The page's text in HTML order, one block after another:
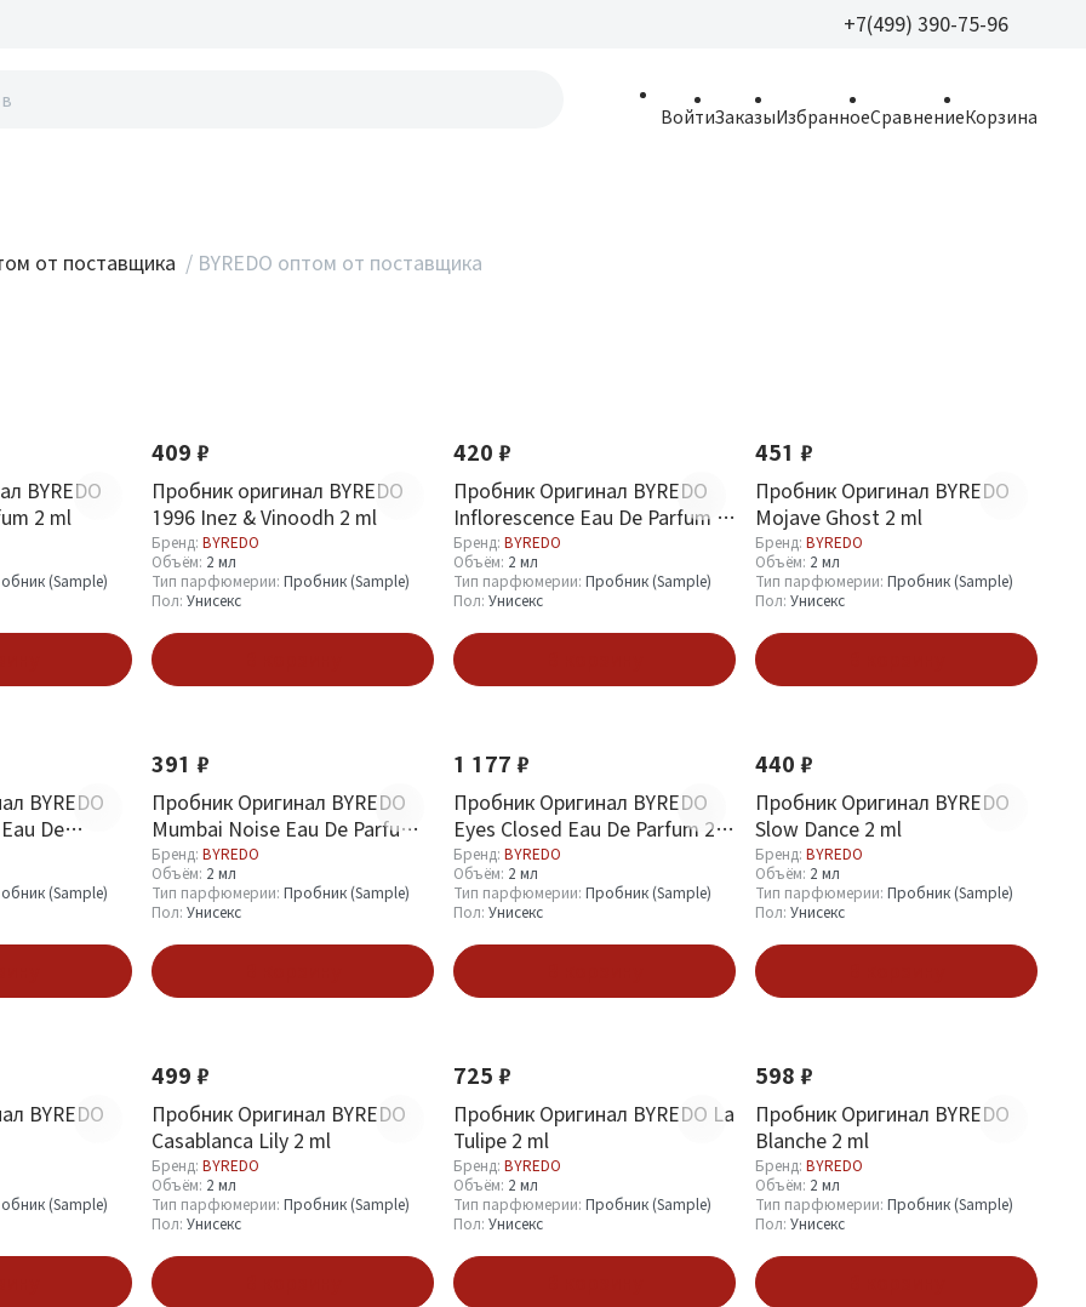
+7(499) 390-75-96
ВойтиЗаказыИзбранноеСравнениеКорзина
от поставщика / BYREDO оптом от поставщика
BYREDO
2 ml
(Sample)
409 ₽
Пробник оригинал BYREDO
1996 Inez & Vinoodh 2 ml
Бренд: BYREDO
Объём: 2 мл
Тип парфюмерии: Пробник (Sample)
Пол: Унисекс
420 ₽
Пробник Оригинал BYREDO
Inflorescence Eau De Parfum 2
ml
Бренд: BYREDO
Объём: 2 мл
Тип парфюмерии: Пробник (Sample)
Пол: Унисекс
451 ₽
Пробник Оригинал BYREDO
Mojave Ghost 2 ml
Бренд: BYREDO
Объём: 2 мл
Тип парфюмерии: Пробник (Sample)
Пол: Унисекс
BYREDO
De
(Sample)
391 ₽
Пробник Оригинал BYREDO
Mumbai Noise Eau De Parfum 2
ml
Бренд: BYREDO
Объём: 2 мл
Тип парфюмерии: Пробник (Sample)
Пол: Унисекс
1 177 ₽
Пробник Оригинал BYREDO
Eyes Closed Eau De Parfum 2
ml
Бренд: BYREDO
Объём: 2 мл
Тип парфюмерии: Пробник (Sample)
Пол: Унисекс
440 ₽
Пробник Оригинал BYREDO
Slow Dance 2 ml
Бренд: BYREDO
Объём: 2 мл
Тип парфюмерии: Пробник (Sample)
Пол: Унисекс
BYREDO
(Sample)
499 ₽
Пробник Оригинал BYREDO
Casablanca Lily 2 ml
Бренд: BYREDO
Объём: 2 мл
Тип парфюмерии: Пробник (Sample)
Пол: Унисекс
725 ₽
Пробник Оригинал BYREDO La
Tulipe 2 ml
Бренд: BYREDO
Объём: 2 мл
Тип парфюмерии: Пробник (Sample)
Пол: Унисекс
598 ₽
Пробник Оригинал BYREDO
Blanche 2 ml
Бренд: BYREDO
Объём: 2 мл
Тип парфюмерии: Пробник (Sample)
Пол: Унисекс